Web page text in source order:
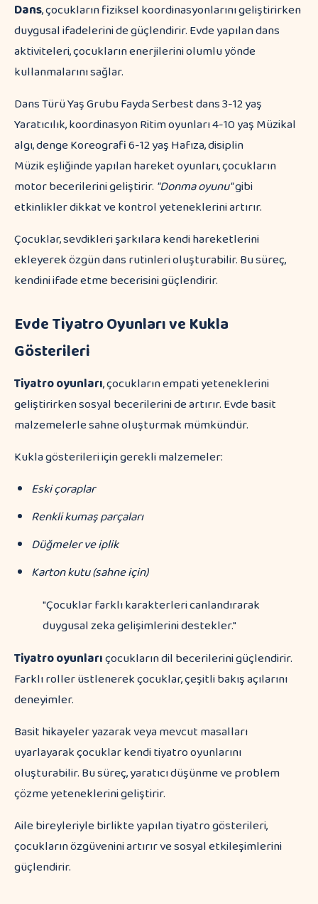
Dans, çocukların fiziksel koordinasyonlarını geliştirirken
duygusal ifadelerini de güçlendirir. Evde yapılan dans
aktiviteleri, çocukların enerjilerini olumlu yönde
kullanmalarını sağlar.
Dans Türü Yaş Grubu Fayda Serbest dans 3-12 yaş
Yaratıcılık, koordinasyon Ritim oyunları 4-10 yaş Müzikal
algı, denge Koreografi 6-12 yaş Hafıza, disiplin
Müzik eşliğinde yapılan hareket oyunları, çocukların
motor becerilerini geliştirir. "Donma oyunu"gibi
etkinlikler dikkat ve kontrol yeteneklerini artırır.
Çocuklar, sevdikleri şarkılara kendi hareketlerini
ekleyerek özgün dans rutinleri oluşturabilir. Bu süreç,
kendini ifade etme becerisini güçlendirir.
Evde Tiyatro Oyunları ve Kukla
Gösterileri
Tiyatro oyunları, çocukların empati yeteneklerini
geliştirirken sosyal becerilerini de artırır. Evde basit
malzemelerle sahne oluşturmak mümkündür.
Kukla gösterileri için gerekli malzemeler:
Eski çoraplar
Renkli kumaş parçaları
Düğmeler ve iplik
Karton kutu (sahne için)
"Çocuklar farklı karakterleri canlandırarak
duygusal zeka gelişimlerini destekler."
Tiyatro oyunlarıçocukların dil becerilerini güçlendirir.
Farklı roller üstlenerek çocuklar, çeşitli bakış açılarını
deneyimler.
Basit hikayeler yazarak veya mevcut masalları
uyarlayarak çocuklar kendi tiyatro oyunlarını
oluşturabilir. Bu süreç, yaratıcı düşünme ve problem
çözme yeteneklerini geliştirir.
Aile bireyleriyle birlikte yapılan tiyatro gösterileri,
çocukların özgüvenini artırır ve sosyal etkileşimlerini
güçlendirir.